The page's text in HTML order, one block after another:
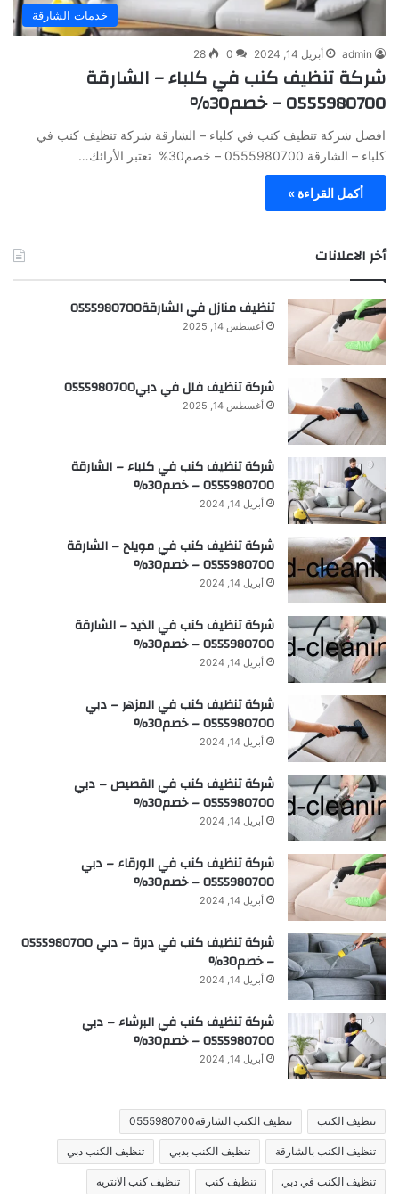
خدمات الشارقة
admin أبريل 14, 2024 0
28
شركة تنظيف كنب في كلباء – الشارقة
0555980700 – خصم30%
افضل شركة تنظيف كنب في كلباء – الشارقة شركة تنظيف كنب في
كلباء – الشارقة 0555980700 – خصم30% تعتبر الأرائك…
أكمل القراءة »
أخر الاعلانات
تنظيف منازل في الشارقة0555980700
أغسطس 14, 2025
شركة تنظيف فلل في دبي0555980700
أغسطس 14, 2025
شركة تنظيف كنب في كلباء – الشارقة
0555980700 – خصم30%
أبريل 14, 2024
شركة تنظيف كنب في مويلح – الشارقة
0555980700 – خصم30%
أبريل 14, 2024
شركة تنظيف كنب في الذيد – الشارقة
0555980700 – خصم30%
أبريل 14, 2024
شركة تنظيف كنب في المزهر – دبي
0555980700 – خصم30%
أبريل 14, 2024
شركة تنظيف كنب في القصيص – دبي
0555980700 – خصم30%
أبريل 14, 2024
شركة تنظيف كنب في الورقاء – دبي
0555980700 – خصم30%
أبريل 14, 2024
شركة تنظيف كنب في ديرة – دبي 0555980700
– خصم30%
أبريل 14, 2024
شركة تنظيف كنب في البرشاء – دبي
0555980700 – خصم30%
أبريل 14, 2024
تنظيف الكنب تنظيف الكنب الشارقة0555980700
تنظيف الكنب بالشارقة تنظيف الكنب بدبي تنظيف الكنب دبي
تنظيف الكنب في دبي تنظيف كنب تنظيف كنب الانتريه